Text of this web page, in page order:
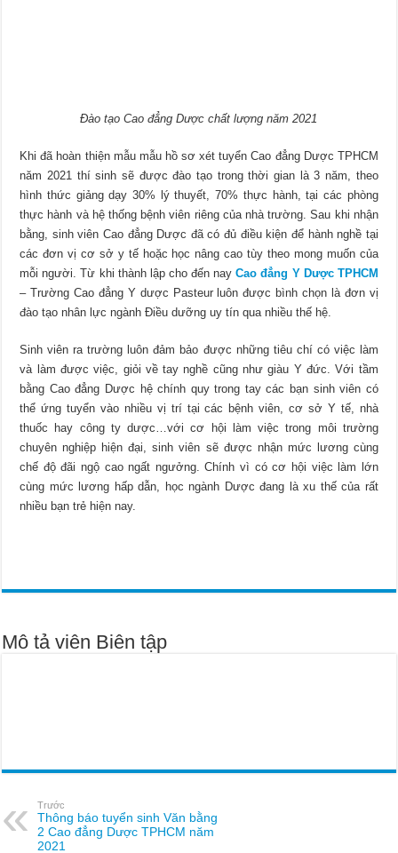
Đào tạo Cao đẳng Dược chất lượng năm 2021
Khi đã hoàn thiện mẫu mẫu hồ sơ xét tuyển Cao đẳng Dược TPHCM
năm 2021 thí sinh sẽ được đào tạo trong thời gian là 3 năm, theo
hình thức giảng dạy 30% lý thuyết, 70% thực hành, tại các phòng
thực hành và hệ thống bệnh viên riêng của nhà trường. Sau khi nhận
bằng, sinh viên Cao đẳng Dược đã có đủ điều kiện để hành nghề tại
các đơn vị cơ sở y tế hoặc học nâng cao tùy theo mong muốn của
mỗi người. Từ khi thành lập cho đến nayCao đẳng Y Dược TPHCM
– Trường Cao đẳng Y dược Pasteur luôn được bình chọn là đơn vị
đào tạo nhân lực ngành Điều dưỡng uy tín qua nhiều thế hệ.
Sinh viên ra trường luôn đảm bảo được những tiêu chí có việc làm
và làm được việc, giỏi về tay nghề cũng như giàu Y đức. Với tầm
bằng Cao đẳng Dược hệ chính quy trong tay các bạn sinh viên có
thể ứng tuyển vào nhiều vị trí tại các bệnh viên, cơ sở Y tế, nhà
thuốc hay công ty dược…với cơ hội làm việc trong môi trường
chuyên nghiệp hiện đại, sinh viên sẽ được nhận mức lương cùng
chế độ đãi ngộ cao ngất ngưởng. Chính vì có cơ hội việc làm lớn
cùng mức lương hấp dẫn, học ngành Dược đang là xu thế của rất
nhiều bạn trẻ hiện nay.
Mô tả viên Biên tập
Trước
Thông báo tuyển sinh Văn bằng
2 Cao đẳng Dược TPHCM năm
2021